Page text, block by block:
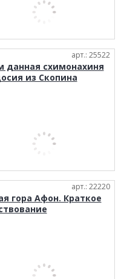
арт.: 25522
данная схимонахиня
из Скопина
арт.: 22220
гора Афон. Краткое